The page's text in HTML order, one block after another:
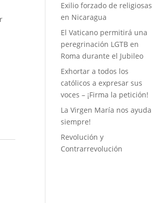
Exilio forzado de religiosas
en Nicaragua
El Vaticano permitirá una
peregrinación LGTB en
Roma durante el Jubileo
Exhortar a todos los
católicos a expresar sus
voces – ¡Firma la petición!
La Virgen María nos ayuda
siempre!
Revolución y
Contrarrevolución